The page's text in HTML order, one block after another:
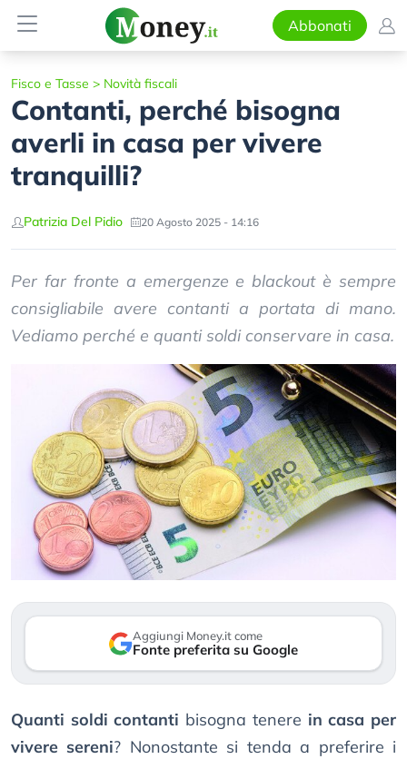
Abbonati
Fisco e Tasse > Novità fiscali
Contanti, perché bisogna
averli in casa per vivere
tranquilli?
Patrizia Del Pidio 20 Agosto 2025 - 14:16
Per far fronte a emergenze e blackout è sempre
consigliabile avere contanti a portata di mano.
Vediamo perché e quanti soldi conservare in casa.
Aggiungi Money.it come
Fonte preferita su Google
Quanti soldi contanti bisogna tenere in casa per
vivere sereni? Nonostante si tenda a preferire i